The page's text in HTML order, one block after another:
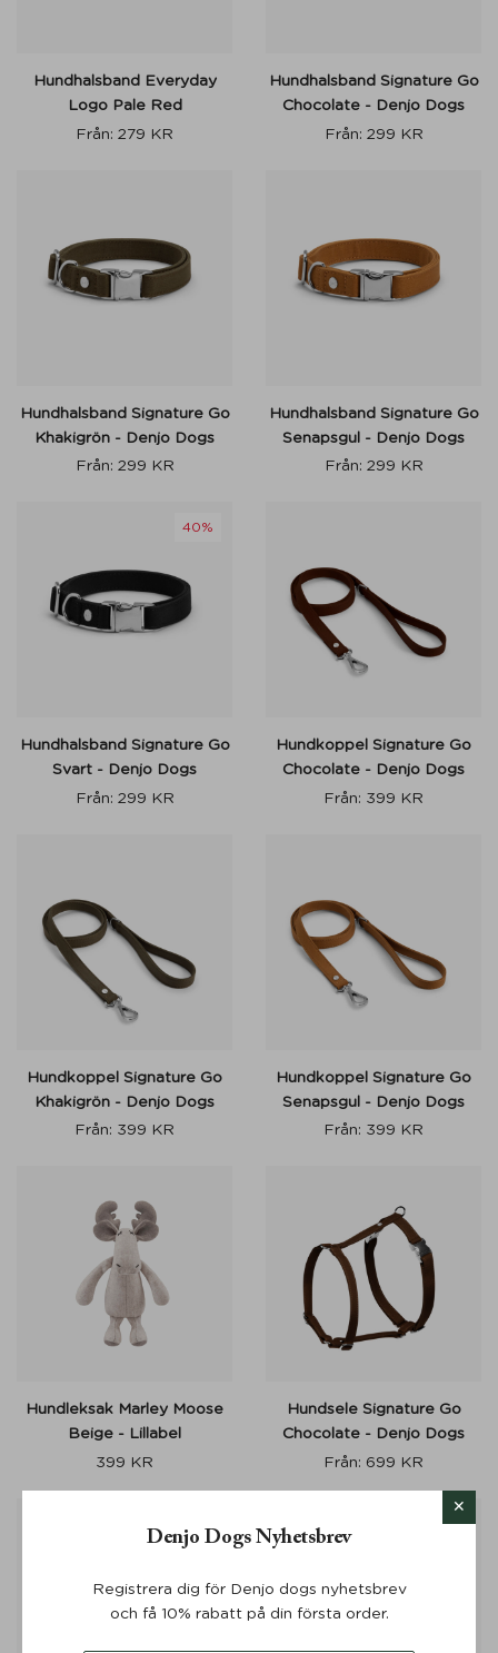
Hundhalsband Everyday
Logo Pale Red
Från: 279 KR
Hundhalsband Signature Go
Chocolate - Denjo Dogs
Från: 299 KR
Hundhalsband Signature Go
Khakigrön - Denjo Dogs
Från: 299 KR
Hundhalsband Signature Go
Senapsgul - Denjo Dogs
Från: 299 KR
Hundhalsband Signature Go
Svart - Denjo Dogs
Från: 299 KR
40%
Hundkoppel Signature Go
Chocolate - Denjo Dogs
Från: 399 KR
Hundkoppel Signature Go
Khakigrön - Denjo Dogs
Från: 399 KR
Hundkoppel Signature Go
Senapsgul - Denjo Dogs
Från: 399 KR
Hundleksak Marley Moose
Beige - Lillabel
399 KR
Hundsele Signature Go
Chocolate - Denjo Dogs
Från: 699 KR
Denjo Dogs Nyhetsbrev
Registrera dig för Denjo dogs nyhetsbrev
och få 10% rabatt på din första order.